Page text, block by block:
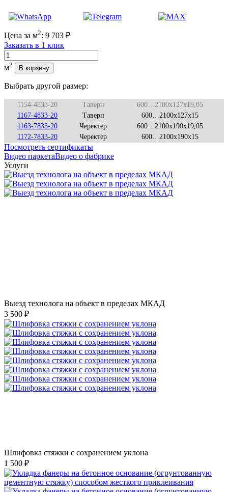
Цена за м2: 9 703 ₽
Заказать в 1 клик
Количество
м2 В корзину
Выбрать другой размер:
1154-4833-20 Таверн
600…2100x127x19,05
1167-4833-20
Таверн
600…2100x127x15
1163-7833-20
Черектер
600…2100x190x19,05
1172-7833-20
Черектер 600…2100x190x15
Посмотреть сертификаты
Видео паркетаВидео о фабрике
Услуги
Выезд технолога на объект в пределах МКАД
3 500 ₽
Шлифовка стяжки с сохранением уклона
1 500 ₽